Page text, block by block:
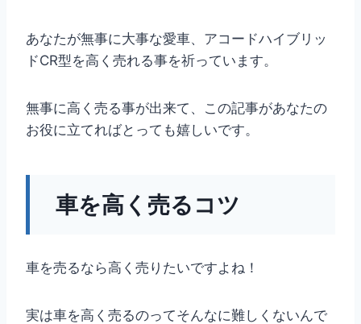
あなたが無事に大事な愛車、アコードハイブリッ
ドCR型を高く売れる事を祈っています。
無事に高く売る事が出来て、この記事があなたの
お役に立てればとっても嬉しいです。
車を高く売るコツ
車を売るなら高く売りたいですよね！
実は車を高く売るのってそんなに難しくないんで